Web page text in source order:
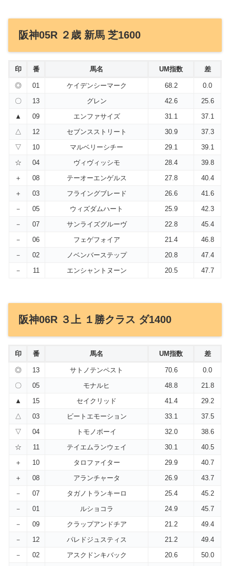
阪神05R ２歳 新馬 芝1600
印 番 馬名 UM指数 差
◎ 01 ケイデンシーマーク 68.2
0.0
〇
13 グレン 42.6
25.6
▲
09 エンファサイズ 31.1
37.1
△
12 セブンスストリート 30.9
37.3
▽
10 マルベリーシチー 29.1
39.1
☆
04 ヴィヴィッシモ 28.4
39.8
＋
08 テーオーエンゲルス 27.8
40.4
＋
03 フライングブレード 26.6
41.6
－
05 ウィズダムハート 25.9
42.3
－
07 サンライズグルーヴ 22.8
45.4
－
06 フェゲフォイア 21.4
46.8
－
02 ノベンバーステップ 20.8
47.4
－
11 エンシャントヌーン 20.5 47.7
阪神06R ３上 １勝クラス ダ1400
印 番 馬名 UM指数 差
◎ 13 サトノテンペスト 70.6
0.0
〇
05 モナルヒ 48.8
21.8
▲
15 セイクリッド 41.4
29.2
△
03 ビートエモーション 33.1
37.5
▽
04 トモノボーイ 32.0
38.6
☆
11 テイエムランウェイ 30.1
40.5
＋
10 タロファイター 29.9
40.7
＋
08 アランチャータ 26.9
43.7
－
07 タガノトランキーロ 25.4
45.2
－
01 ルショコラ 24.9
45.7
－
09 クラップアンドチア 21.2
49.4
－
12 パレドジュスティス 21.2
49.4
－
02 アスクドンキバック 20.6
50.0